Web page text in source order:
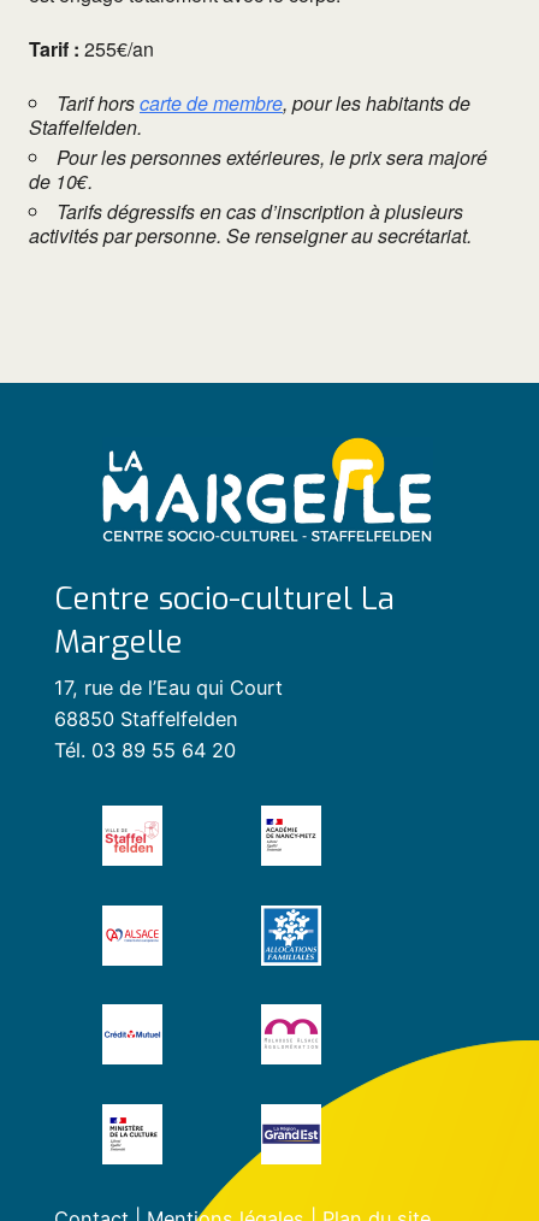
Tarif : 255€/an
Tarif horscarte de membre, pour les habitants de
Staffelfelden.
Pour les personnes extérieures, le prix sera majoré
de 10€.
Tarifs dégressifs en cas d’inscription à plusieurs
activités par personne. Se renseigner au secrétariat.
Centre socio-culturel La
Margelle
17, rue de l’Eau qui Court
68850 Staffelfelden
Tél. 03 89 55 64 20